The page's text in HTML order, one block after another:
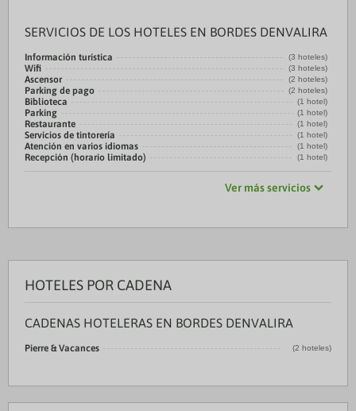
SERVICIOS DE LOS HOTELES EN BORDES DENVALIRA
Información turística (3 hoteles)
Wifi (3 hoteles)
Ascensor (2 hoteles)
Parking de pago (2 hoteles)
Biblioteca (1 hotel)
Parking (1 hotel)
Restaurante (1 hotel)
Servicios de tintorería (1 hotel)
Atención en varios idiomas (1 hotel)
Recepción (horario limitado) (1 hotel)
Ver más servicios
HOTELES POR CADENA
CADENAS HOTELERAS EN BORDES DENVALIRA
Pierre & Vacances (2 hoteles)